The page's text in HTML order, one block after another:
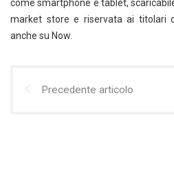
come smartphone e tablet,
market store e riservata ai titolari
anche su Now.
Precedente articolo